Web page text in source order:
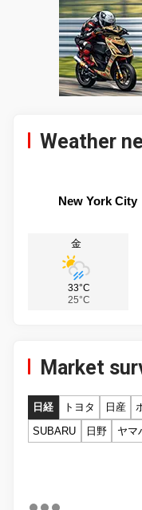
Weather
New York City
金
33°C
25°C
Market
日経 トヨタ 日産
SUBARU
日野 ヤマ